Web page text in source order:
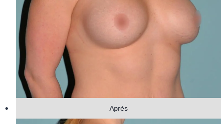
Après